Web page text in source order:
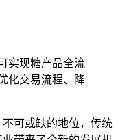
实现糖产品全流
化交易流程、降
可或缺的地位，传统